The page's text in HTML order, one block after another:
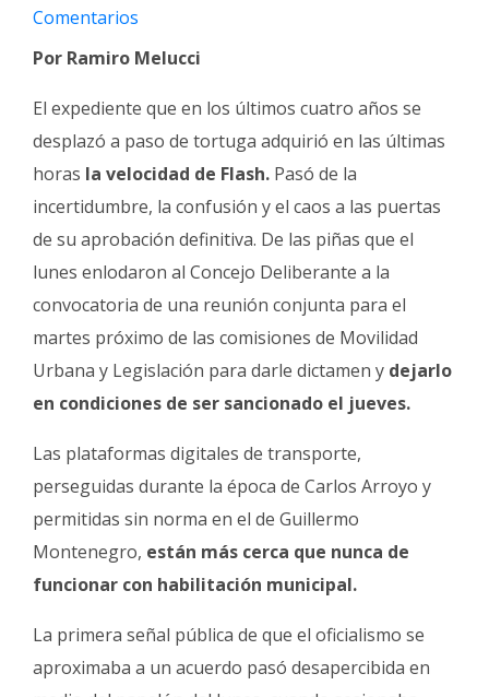
Fúnebres
Comentarios
Por Ramiro Melucci
El expediente que en los últimos cuatro años se
desplazó a paso de tortuga adquirió en las últimas
horas la velocidad de Flash. Pasó de la
incertidumbre, la confusión y el caos a las puertas
de su aprobación definitiva. De las piñas que el
lunes enlodaron al Concejo Deliberante a la
convocatoria de una reunión conjunta para el
martes próximo de las comisiones de Movilidad
Urbana y Legislación para darle dictamen y dejarlo
en condiciones de ser sancionado el jueves.
Las plataformas digitales de transporte,
perseguidas durante la época de Carlos Arroyo y
permitidas sin norma en el de Guillermo
Montenegro, están más cerca que nunca de
funcionar con habilitación municipal.
La primera señal pública de que el oficialismo se
aproximaba a un acuerdo pasó desapercibida en